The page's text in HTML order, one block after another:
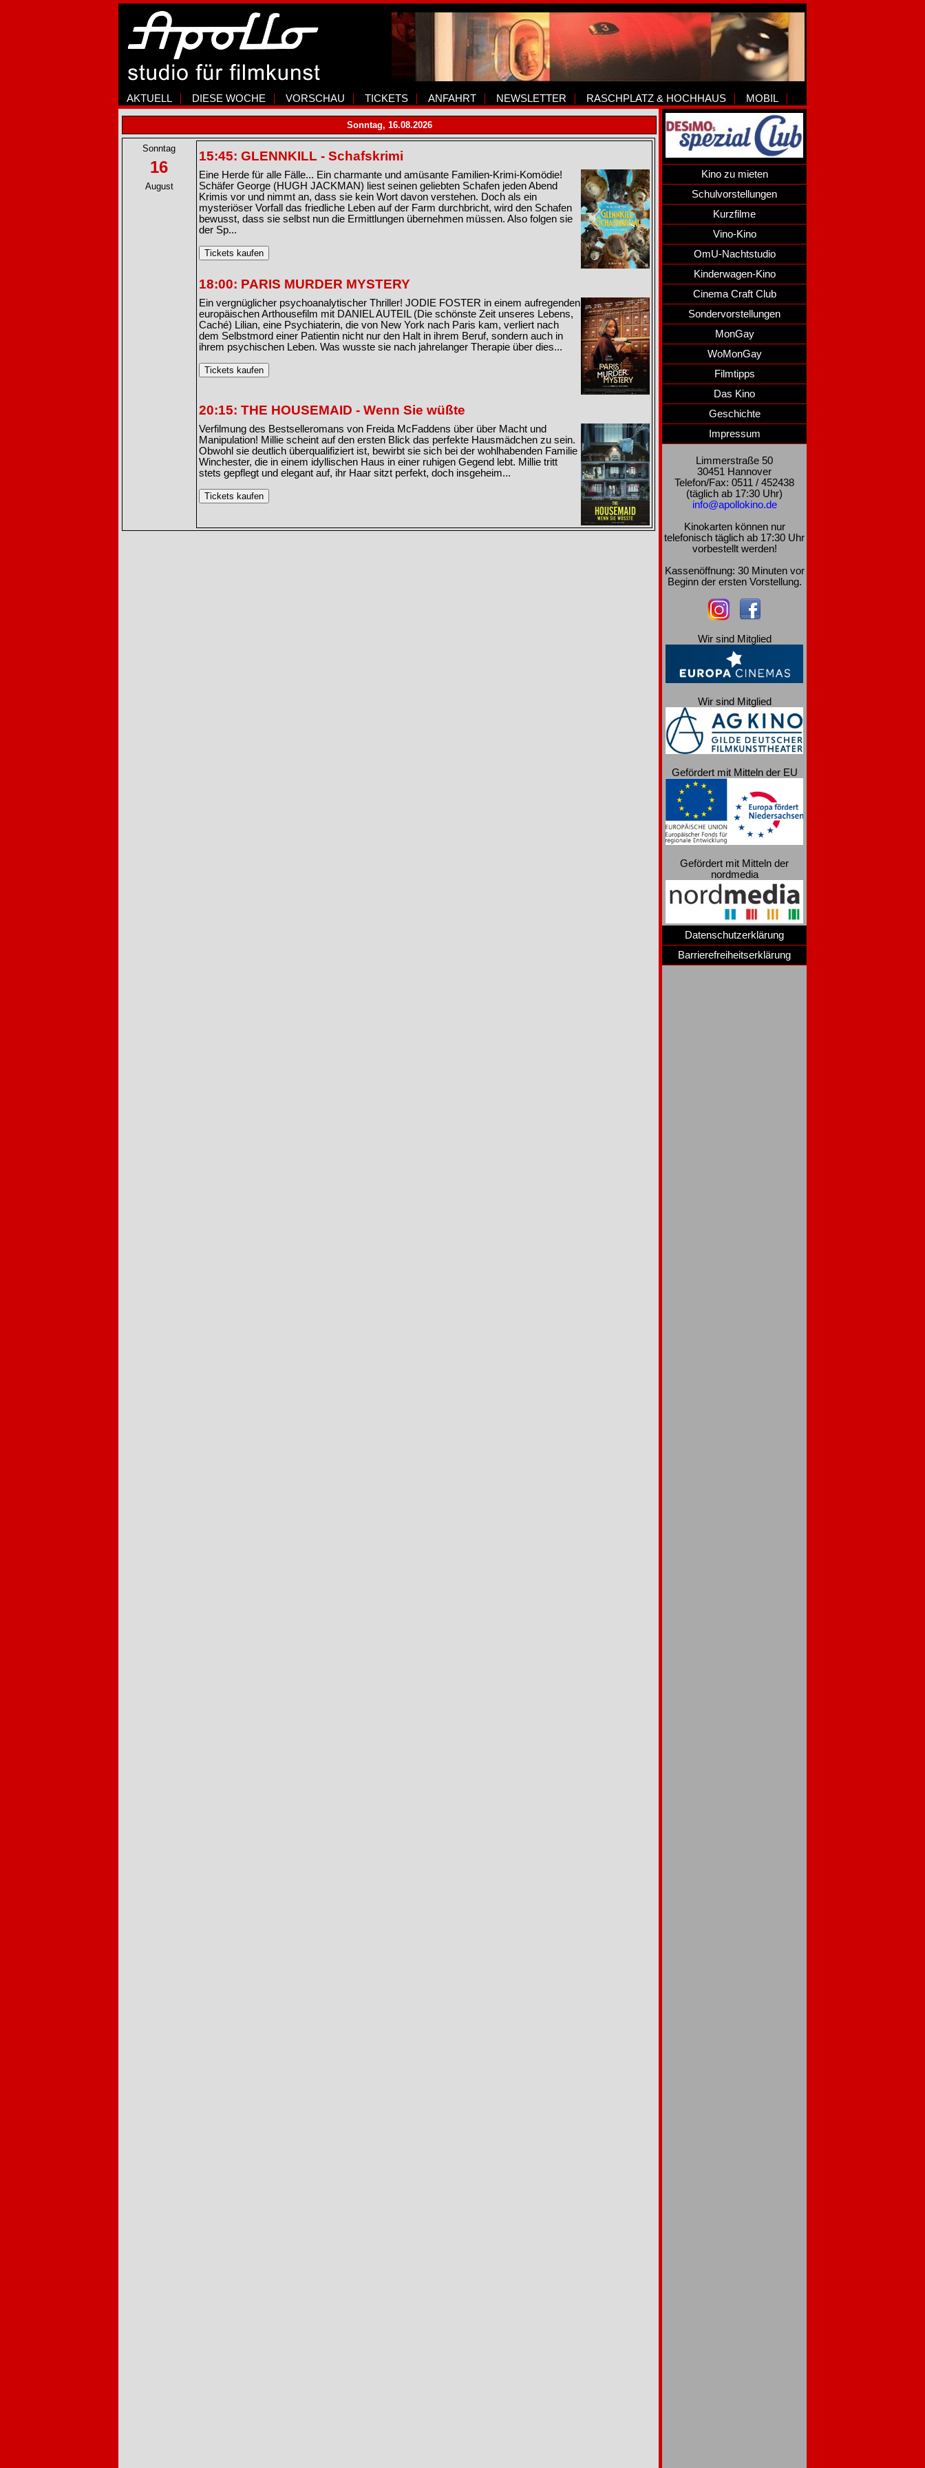
AKTUELL DIESE WOCHE VORSCHAU TICKETS ANFAHRT NEWSLETTER RASCHPLATZ & HOCHHAUS MOBIL
Kino zu mieten
Schulvorstellungen
Kurzfilme
Vino-Kino
OmU-Nachtstudio
Kinderwagen-Kino
Cinema Craft Club
Sondervorstellungen
MonGay
WoMonGay
Filmtipps
Das Kino
Geschichte
Impressum
Limmerstraße 50
30451 Hannover
Telefon/Fax: 0511 / 452438
(täglich ab 17:30 Uhr)
info@apollokino.de
Kinokarten können nur
telefonisch täglich ab 17:30 Uhr
vorbestellt werden!
Kassenöffnung: 30 Minuten vor
Beginn der ersten Vorstellung.
Wir sind Mitglied
Wir sind Mitglied
Gefördert mit Mitteln der EU
Gefördert mit Mitteln der
nordmedia
Datenschutzerklärung
Barrierefreiheitserklärung
Sonntag, 16.08.2026
Sonntag
16
August
15:45: GLENNKILL - Schafskrimi
Eine Herde für alle Fälle... Ein charmante und amüsante Familien-Krimi-Komödie!
Schäfer George (HUGH JACKMAN) liest seinen geliebten Schafen jeden Abend
Krimis vor und nimmt an, dass sie kein Wort davon verstehen. Doch als ein
mysteriöser Vorfall das friedliche Leben auf der Farm durchbricht, wird den Schafen
bewusst, dass sie selbst nun die Ermittlungen übernehmen müssen. Also folgen sie
der Sp...
18:00: PARIS MURDER MYSTERY
Ein vergnüglicher psychoanalytischer Thriller! JODIE FOSTER in einem aufregenden
europäischen Arthousefilm mit DANIEL AUTEIL (Die schönste Zeit unseres Lebens,
Caché) Lilian, eine Psychiaterin, die von New York nach Paris kam, verliert nach
dem Selbstmord einer Patientin nicht nur den Halt in ihrem Beruf, sondern auch in
ihrem psychischen Leben. Was wusste sie nach jahrelanger Therapie über dies...
20:15: THE HOUSEMAID - Wenn Sie wüßte
Verfilmung des Bestselleromans von Freida McFaddens über über Macht und
Manipulation! Millie scheint auf den ersten Blick das perfekte Hausmädchen zu sein.
Obwohl sie deutlich überqualifiziert ist, bewirbt sie sich bei der wohlhabenden Familie
Winchester, die in einem idyllischen Haus in einer ruhigen Gegend lebt. Millie tritt
stets gepflegt und elegant auf, ihr Haar sitzt perfekt, doch insgeheim...